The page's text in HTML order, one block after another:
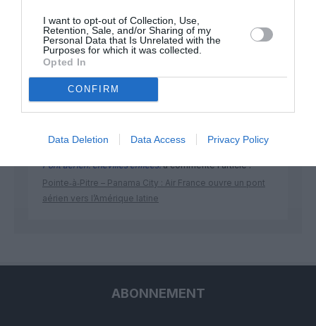
I want to opt-out of Collection, Use,
Retention, Sale, and/or Sharing of my
Personal Data that Is Unrelated with the
Purposes for which it was collected.
Opted In
CONFIRM
Data Deletion Data Access Privacy Policy
DERNIERS COMMENTAIRES
Aviationa commenté l'article :
Pointe‑à‑Pitre – Panama City : Air France ouvre un pont
aérien vers l’Amérique latine
Pont aérien: chevilles enflées!a commenté l'article :
Pointe‑à‑Pitre – Panama City : Air France ouvre un pont
aérien vers l’Amérique latine
ABONNEMENT